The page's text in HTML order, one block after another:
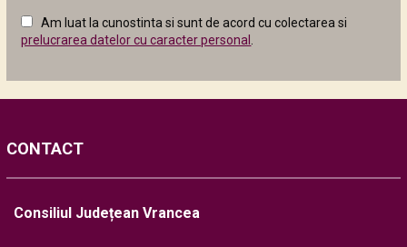
următor
Am luat la cunostinta si sunt de acord cu colectarea si
prelucrarea datelor cu caracter personal
CONTACT
Consiliul Județean Vrancea